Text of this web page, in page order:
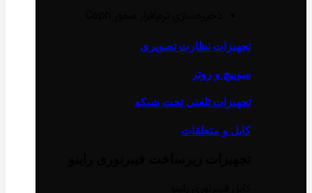
تجهیزات نظارت تصویری
سوییچ و روتر
تجهیزات تلفنی تحت شبکه
کابل و متعلقات